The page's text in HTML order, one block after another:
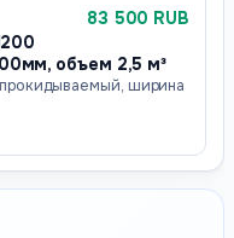
83 500 RUB
объем 2,5 м³
ширина